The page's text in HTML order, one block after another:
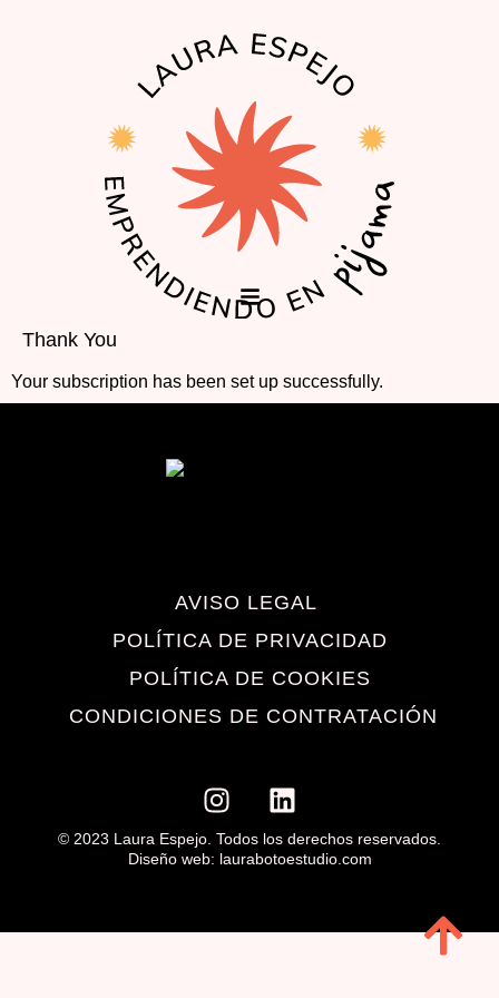
Thank You
Your subscription has been set up successfully.
AVISO LEGAL
POLÍTICA DE PRIVACIDAD
POLÍTICA DE COOKIES
CONDICIONES DE CONTRATACIÓN
© 2023 Laura Espejo. Todos los derechos reservados.
Diseño web: laurabotoestudio.com